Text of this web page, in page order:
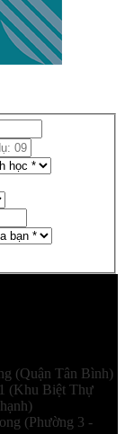
(Quận Tân Bình)
(Khu Biệt Thự
(Phường 3 -